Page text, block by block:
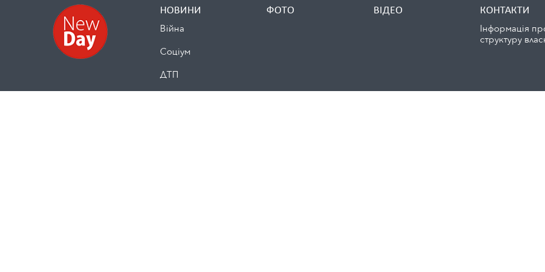
НОВИНИ
Війна
Cоціум
ДТП
ФОТО ВІДЕО КОНТАКТИ
Інформація
структуру